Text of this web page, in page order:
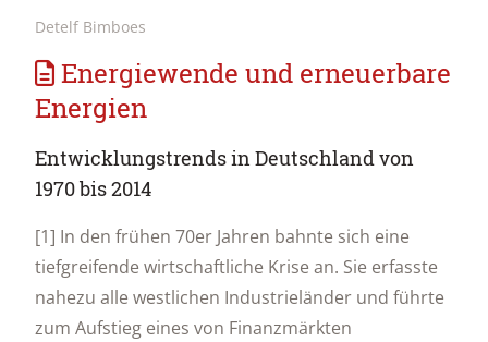
Detelf Bimboes
Energiewende und erneuerbare
Energien
Entwicklungstrends in Deutschland von
1970 bis 2014
[1] In den frühen 70er Jahren bahnte sich eine
tiefgreifende wirtschaftliche Krise an. Sie erfasste
nahezu alle westlichen Industrieländer und führte
zum Aufstieg eines von Finanzmärkten